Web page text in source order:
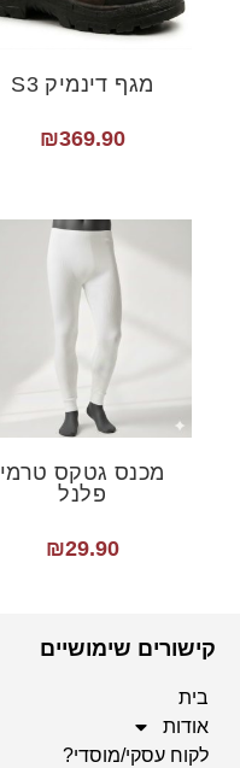
מגף דינמיק S3
₪369.90
מכנס גטקס טרמי
פלנל
₪29.90
קישורים שימושיים
בית
אודות
לקוח עסקי/מוסדי?